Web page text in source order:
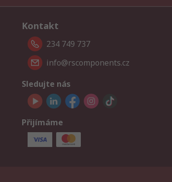
Kontakt
234 749 737
info@rscomponents.cz
Sledujte nás
Přijímáme